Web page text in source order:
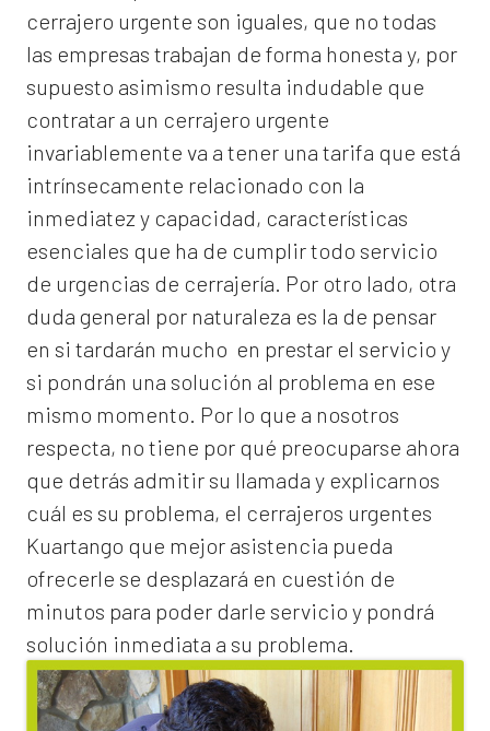
cerrajero urgente son iguales, que no todas
las empresas trabajan de forma honesta y, por
supuesto asimismo resulta indudable que
contratar a un cerrajero urgente
invariablemente va a tener una tarifa que está
intrínsecamente relacionado con la
inmediatez y capacidad, características
esenciales que ha de cumplir todo servicio
de urgencias de cerrajería. Por otro lado, otra
duda general por naturaleza es la de pensar
en si tardarán mucho en prestar el servicio y
si pondrán una solución al problema en ese
mismo momento. Por lo que a nosotros
respecta, no tiene por qué preocuparse ahora
que detrás admitir su llamada y explicarnos
cuál es su problema, el cerrajeros urgentes
Kuartango que mejor asistencia pueda
ofrecerle se desplazará en cuestión de
minutos para poder darle servicio y pondrá
solución inmediata a su problema.